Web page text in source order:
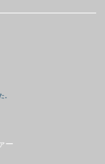
。
ー